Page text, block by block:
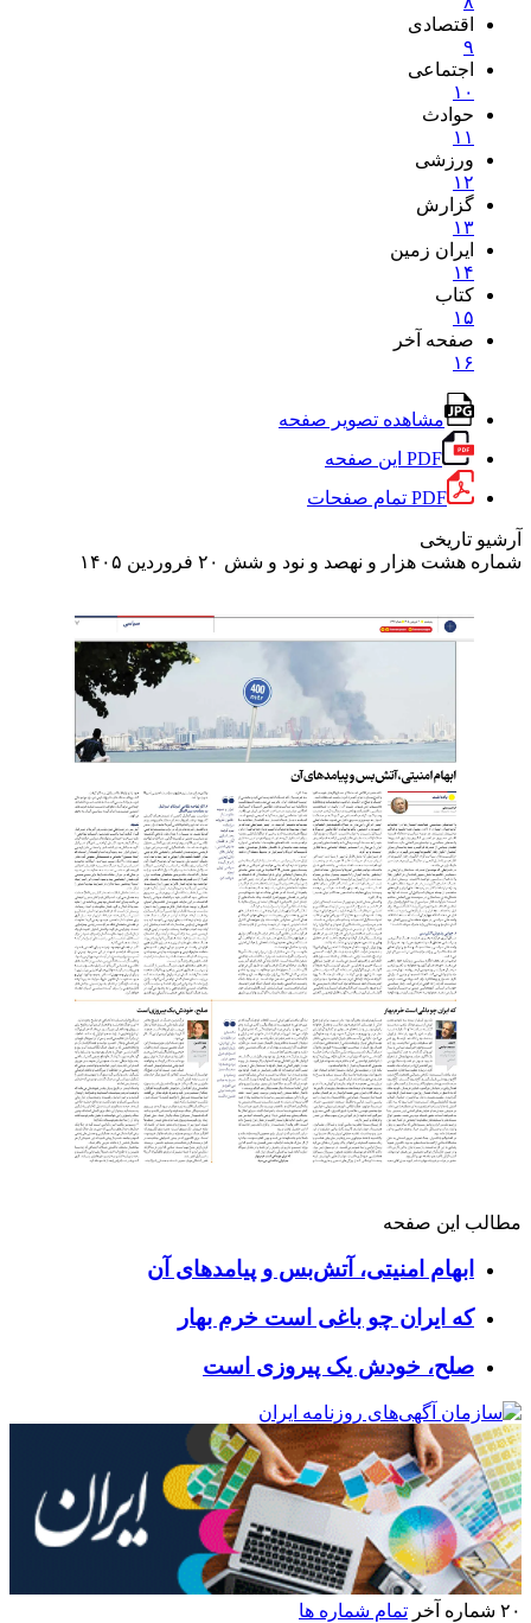
اقتصادی
۹
اجتماعی
۱۰
حوادث
۱۱
ورزشی
۱۲
گزارش
۱۳
ایران زمین
۱۴
کتاب
۱۵
صفحه آخر
۱۶
مشاهده تصویر صفحه
PDF این صفحه
PDF تمام صفحات
آرشیو تاریخی
شماره هشت هزار و نهصد و نود و شش ۲۰ فروردین ۱۴۰۵
مطالب این صفحه
ابهام امنيتی، آتش‌بس و پيامدهای آن
که ایران چو باغی است خرم بهار
صلح، خودش یک پیروزی است
۲۰ شماره آخر تمام شماره ها